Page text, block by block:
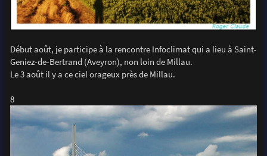
Début août, je participe à la rencontre Infoclimat qui a lieu à Saint-
Geniez-de-Bertrand (Aveyron), non loin de Millau.
Le 3 août il y a ce ciel orageux près de Millau.
8